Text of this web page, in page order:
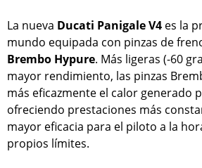
La nueva Ducati Panigale V4 es la
mundo equipada con pinzas de
Brembo Hypure. Más ligeras (-60
mayor rendimiento, las pinzas
más eficazmente el calor generado
ofreciendo prestaciones más
mayor eficacia para el piloto a la
propios límites.